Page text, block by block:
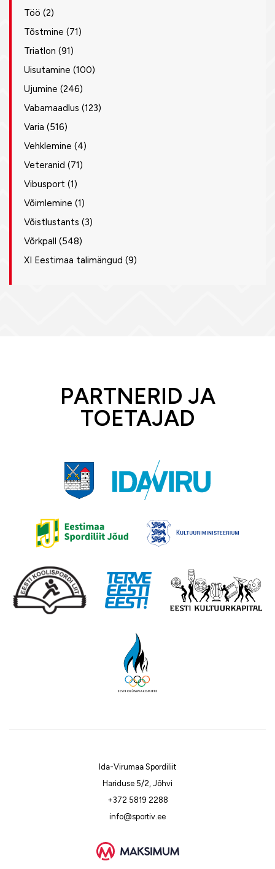
Töö (2)
Tõstmine (71)
Triatlon (91)
Uisutamine (100)
Ujumine (246)
Vabamaadlus (123)
Varia (516)
Vehklemine (4)
Veteranid (71)
Vibusport (1)
Võimlemine (1)
Võistlustants (3)
Võrkpall (548)
XI Eestimaa talimängud (9)
PARTNERID JA
TOETAJAD
Ida-Virumaa Spordiliit
Hariduse 5/2, Jõhvi
+372 5819 2288
info@sportiv.ee